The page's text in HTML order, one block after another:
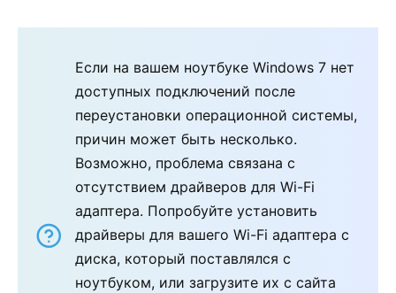
Если на вашем ноутбуке Windows 7 нет
доступных подключений после
переустановки операционной системы,
причин может быть несколько.
Возможно, проблема связана с
отсутствием драйверов для Wi-Fi
адаптера. Попробуйте установить
драйверы для вашего Wi-Fi адаптера с
диска, который поставлялся с
ноутбуком, или загрузите их с сайта